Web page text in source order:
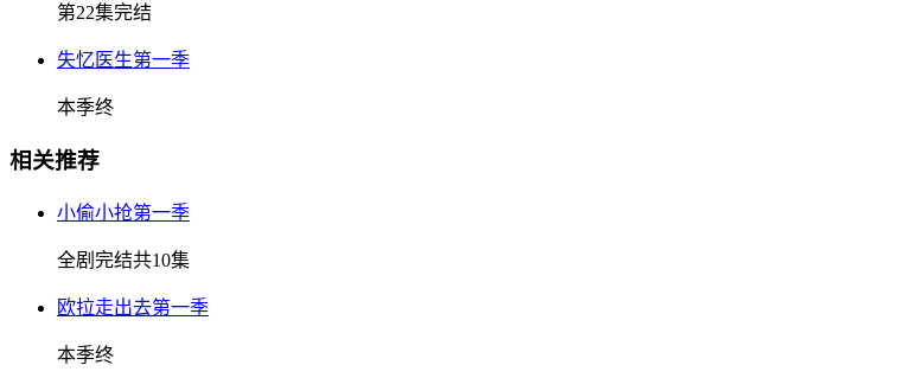
第22集完结
失忆医生第一季
本季终
相关推荐
小偷小抢第一季
全剧完结共10集
欧拉走出去第一季
本季终